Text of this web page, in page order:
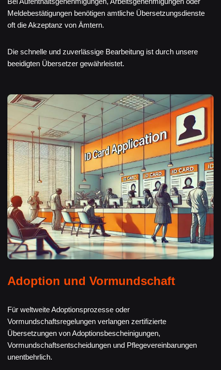
Meldebestätigungen benötigen amtliche Übersetzungsdienste
oft die Akzeptanz von Ämtern.
Die schnelle und zuverlässige Bearbeitung ist durch unsere
beeidigten Übersetzer gewährleistet.
Adoption und Vormundschaft
Für weltweite Adoptionsprozesse oder
Vormundschaftsregelungen verlangen zertifizierte
Übersetzungen von Adoptionsbescheinigungen,
Vormundschaftsentscheidungen und Pflegevereinbarungen
unentbehrlich.